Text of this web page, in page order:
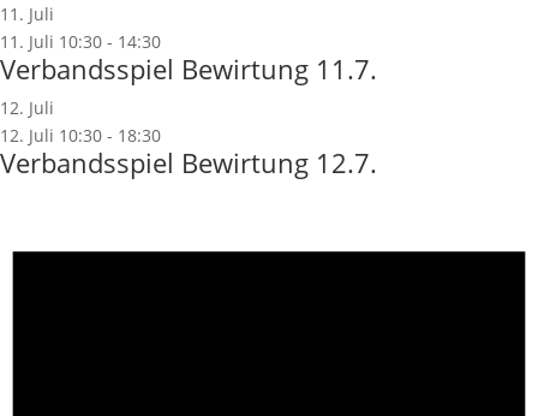
11. Juli
11. Juli 10:30 - 14:30
Verbandsspiel Bewirtung 11.7.
12. Juli
12. Juli 10:30 - 18:30
Verbandsspiel Bewirtung 12.7.